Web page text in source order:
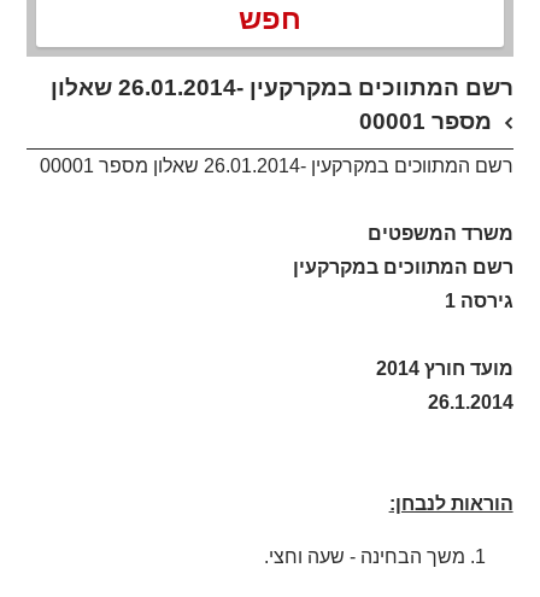
חפש
​רשם המתווכים במקרקעין -26.01.2014 שאלון
מספר 00001
רשם המתווכים במקרקעין -26.01.2014 שאלון מספר 00001
משרד המשפטים
רשם המתווכים במקרקעין
גירסה 1
מועד חורץ 2014
26.1.2014
הוראות לנבחן:
משך הבחינה - שעה וחצי.